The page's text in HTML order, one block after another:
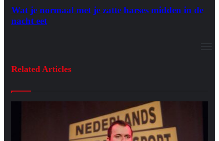
Wat je normaal met je zatte harses midden in de
nacht eet
Related Articles